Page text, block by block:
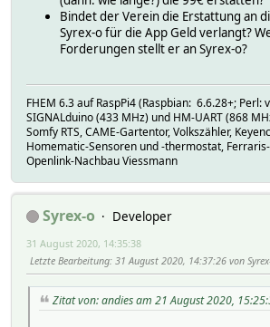
Bindet der Verein die Erstattung an
Syrex-o für die App Geld verlangt?
Forderungen stellt er an Syrex-o?
FHEM 6.3 auf RaspPi4 (Raspbian: 6.6.28+; Perl:
SIGNALduino (433 MHz) und HM-UART (868
Somfy RTS, CAME-Gartentor, Volkszähler,
Homematic-Sensoren und -thermostat,
Openlink-Nachbau Viessmann
Syrex-o
Developer
31 August 2020, 14:35:38
Letzte Bearbeitung: 31 August 2020, 14:37:26 von
Zitat von: andies am 21 August 2020,